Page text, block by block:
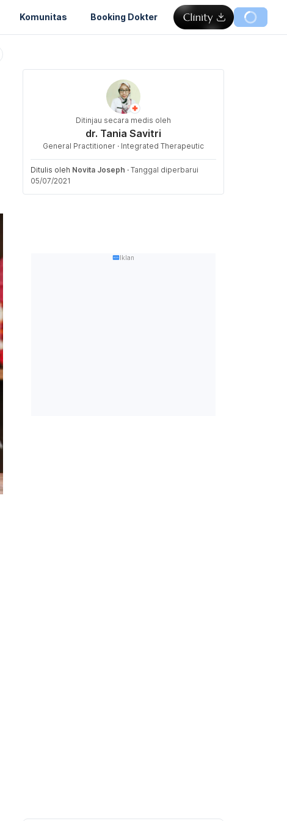
Komunitas Booking Dokter
Ditinjau secara medis oleh
dr. Tania Savitri
General Practitioner · Integrated Therapeutic
Ditulis oleh Novita Joseph · Tanggal diperbarui
05/07/2021
Iklan